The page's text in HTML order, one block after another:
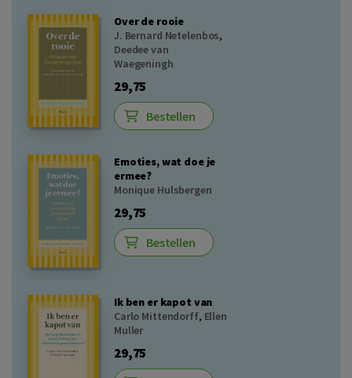
Over de rooie
J. Bernard Netelenbos,
Deedee van
Waegeningh
29,75
Bestellen
Emoties, wat doe je
ermee?
Monique Hulsbergen
29,75
Bestellen
Ik ben er kapot van
Carlo Mittendorff, Ellen
Muller
29,75